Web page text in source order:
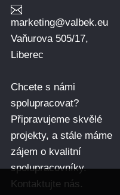
marketing@valbek.eu
Vaňurova 505/17,
Liberec
Chcete s námi
spolupracovat?
Připravujeme skvělé
projekty, a stále máme
zájem o kvalitní
spolupracovníky.
Kontaktujte nás.